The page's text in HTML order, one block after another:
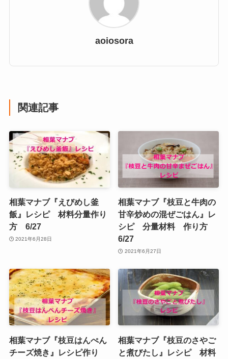
aoiosora
関連記事
相葉マナブ『えびめし釜
飯』レシピ 材料分量作り
方 6/27
2021年6月28日
相葉マナブ『枝豆と牛肉の
甘辛炒めの混ぜごはん』レ
シピ 分量材料 作り方
6/27
2021年6月27日
相葉マナブ『枝豆はんぺん
チーズ焼き』レシピ作り
相葉マナブ『枝豆のさやご
と煮びたし』レシピ 材料